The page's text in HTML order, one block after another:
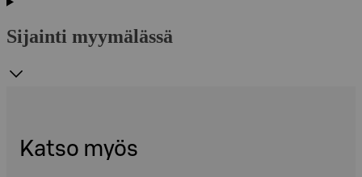
Sijainti myymälässä
Katso myös